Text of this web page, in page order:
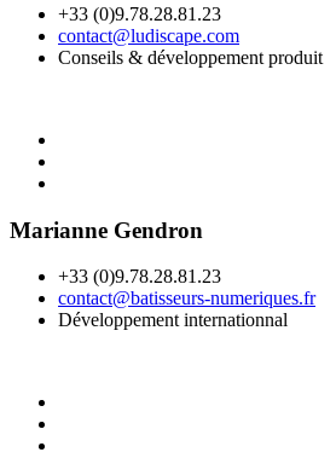
+33 (0)9.78.28.81.23
contact@ludiscape.com
Conseils & développement produit
Marianne Gendron
+33 (0)9.78.28.81.23
contact@batisseurs-numeriques.fr
Développement internationnal